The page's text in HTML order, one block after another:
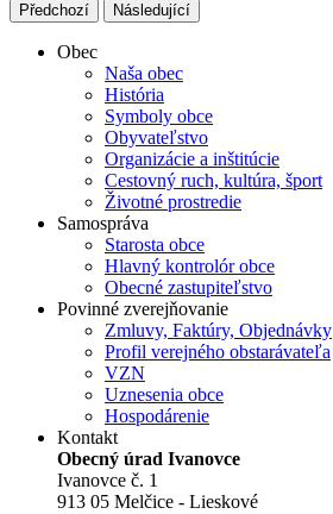
Předchozí Následující
Obec
Naša obec
História
Symboly obce
Obyvateľstvo
Organizácie a inštitúcie
Cestovný ruch, kultúra, šport
Životné prostredie
Samospráva
Starosta obce
Hlavný kontrolór obce
Obecné zastupiteľstvo
Povinné zverejňovanie
Zmluvy, Faktúry, Objednávky
Profil verejného obstarávateľa
VZN
Uznesenia obce
Hospodárenie
Kontakt
Obecný úrad Ivanovce
Ivanovce č. 1
913 05 Melčice - Lieskové